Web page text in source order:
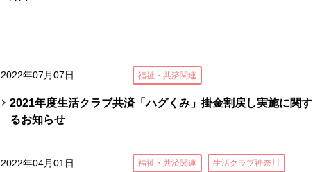
2022年07月07日 福祉・共済関連
2021年度生活クラブ共済「ハグくみ」掛金割戻し実施に関す
るお知らせ
2022年04月01日 福祉・共済関連 生活クラブ神奈川